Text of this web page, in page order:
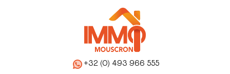
+32 (0) 493 966 555